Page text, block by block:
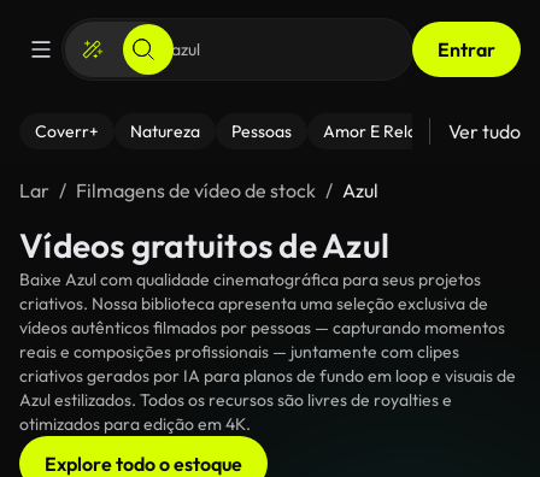
Entrar
Coverr+ Natureza Pessoas Amor E Relacionamentos
Ver tudo
Lar Filmagens de vídeo de stock Azul
Vídeos gratuitos de Azul
Baixe Azul com qualidade cinematográfica para seus projetos
criativos. Nossa biblioteca apresenta uma seleção exclusiva de
vídeos autênticos filmados por pessoas — capturando momentos
reais e composições profissionais — juntamente com clipes
criativos gerados por IA para planos de fundo em loop e visuais de
Azul estilizados. Todos os recursos são livres de royalties e
otimizados para edição em 4K.
Explore todo o estoque